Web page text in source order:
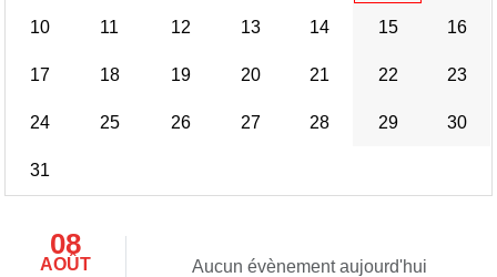
10 11 12 13 14 15 16
17 18 19 20 21 22 23
24 25 26 27 28 29 30
31
08
AOÛT Aucun évènement aujourd'hui